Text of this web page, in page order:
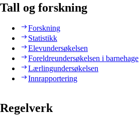
Tall og forskning
Forskning
Statistikk
Elevundersøkelsen
Foreldreundersøkelsen i barnehage
Lærlingundersøkelsen
Innrapportering
Regelverk